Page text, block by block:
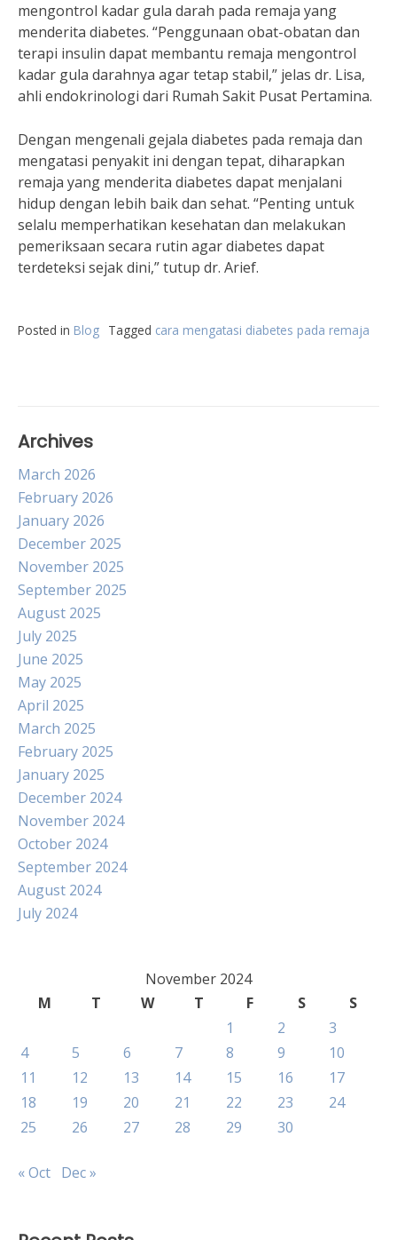
mengontrol kadar gula darah pada remaja yang
menderita diabetes. “Penggunaan obat-obatan dan
terapi insulin dapat membantu remaja mengontrol
kadar gula darahnya agar tetap stabil,” jelas dr. Lisa,
ahli endokrinologi dari Rumah Sakit Pusat Pertamina.
Dengan mengenali gejala diabetes pada remaja dan
mengatasi penyakit ini dengan tepat, diharapkan
remaja yang menderita diabetes dapat menjalani
hidup dengan lebih baik dan sehat. “Penting untuk
selalu memperhatikan kesehatan dan melakukan
pemeriksaan secara rutin agar diabetes dapat
terdeteksi sejak dini,” tutup dr. Arief.
Posted in Blog Tagged cara mengatasi diabetes pada remaja
Archives
March 2026
February 2026
January 2026
December 2025
November 2025
September 2025
August 2025
July 2025
June 2025
May 2025
April 2025
March 2025
February 2025
January 2025
December 2024
November 2024
October 2024
September 2024
August 2024
July 2024
November 2024
M
T W T F S
S
1
2
3
4
5 6 7 8 9
10
11
12 13 14 15 16
17
18
19 20 21 22 23
24
25
26 27 28 29 30
« Oct Dec »